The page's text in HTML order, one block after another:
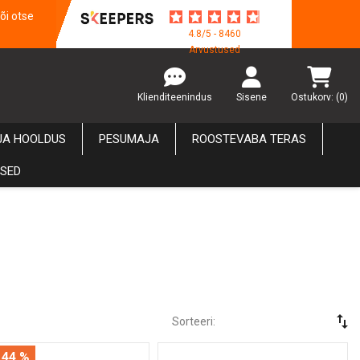
otse
4.8/5 - 8460
Arvustused
Klienditeenindus Sisene Ostukorv: (0)
HOOLDUS PESUMAJA ROOSTEVABA TERAS
Sorteeri: swap_vert